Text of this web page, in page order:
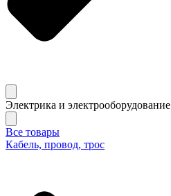
Электрика и электрооборудование
Все товары
Кабель, провод, трос